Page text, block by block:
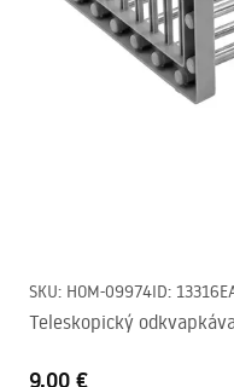
SKU: HOM-09974ID: 13316
Teleskopický
9,00 €